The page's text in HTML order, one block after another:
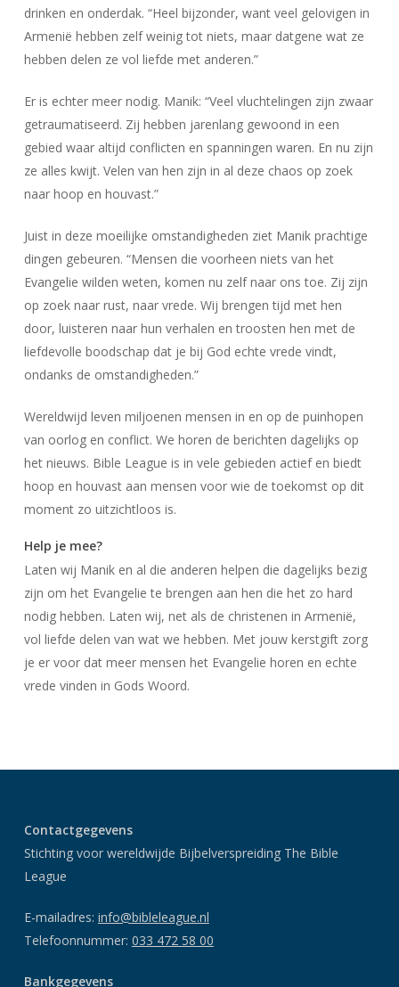
drinken en onderdak. “Heel bijzonder, want veel gelovigen in
Armenië hebben zelf weinig tot niets, maar datgene wat ze
hebben delen ze vol liefde met anderen.”
Er is echter meer nodig. Manik: “Veel vluchtelingen zijn zwaar
getraumatiseerd. Zij hebben jarenlang gewoond in een
gebied waar altijd conflicten en spanningen waren. En nu zijn
ze alles kwijt. Velen van hen zijn in al deze chaos op zoek
naar hoop en houvast.”
Juist in deze moeilijke omstandigheden ziet Manik prachtige
dingen gebeuren. “Mensen die voorheen niets van het
Evangelie wilden weten, komen nu zelf naar ons toe. Zij zijn
op zoek naar rust, naar vrede. Wij brengen tijd met hen
door, luisteren naar hun verhalen en troosten hen met de
liefdevolle boodschap dat je bij God echte vrede vindt,
ondanks de omstandigheden.”
Wereldwijd leven miljoenen mensen in en op de puinhopen
van oorlog en conflict. We horen de berichten dagelijks op
het nieuws. Bible League is in vele gebieden actief en biedt
hoop en houvast aan mensen voor wie de toekomst op dit
moment zo uitzichtloos is.
Help je mee?
Laten wij Manik en al die anderen helpen die dagelijks bezig
zijn om het Evangelie te brengen aan hen die het zo hard
nodig hebben. Laten wij, net als de christenen in Armenië,
vol liefde delen van wat we hebben. Met jouw kerstgift zorg
je er voor dat meer mensen het Evangelie horen en echte
vrede vinden in Gods Woord.
Contactgegevens
Stichting voor wereldwijde Bijbelverspreiding The Bible
League
E-mailadres: info@bibleleague.nl
Telefoonnummer: 033 472 58 00
Bankgegevens